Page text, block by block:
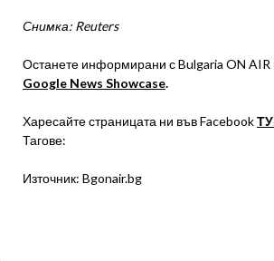
Снимка: Reuters
Останете информирани с Bulgaria ON AIR
Google News Showcase.
Харесайте страницата ни във Facebook
Тагове:
Източник: Bgonair.bg